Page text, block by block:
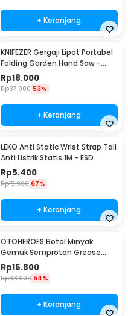
+ Keranjang
KNIFEZER Gergaji Lipat Portabel
Folding Garden Hand Saw -
LA145
Rp18.000
Rp37.900 53%
+ Keranjang
LEKO Anti Static Wrist Strap Tali
Anti Listrik Statis 1M - ESD
Rp5.400
Rp15.900 67%
+ Keranjang
OTOHEROES Botol Minyak
Gemuk Semprotan Grease
Gun 250ml - Q001
Rp15.800
Rp33.900 54%
+ Keranjang